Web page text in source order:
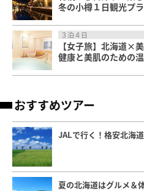
冬の小樽１日観光プ
３泊４日
【女子旅】北海道×
健康と美肌のための
おすすめツアー
JALで行く！格安北海
夏の北海道はグルメ＆